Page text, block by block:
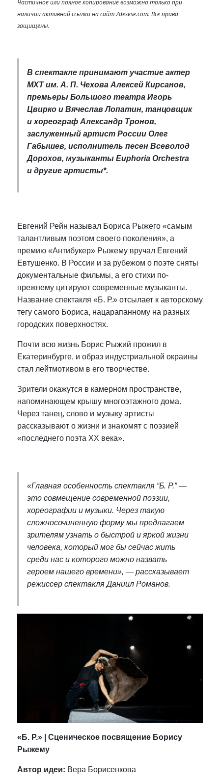
Частичное или полное копирование возможно только при
наличии активной ссылки на сайт Zdesvse.com. Все права
защищены.
В спектакле принимают участие актер
МХТ им. А. П. Чехова Алексей Кирсанов,
премьеры Большого театра Игорь
Цвирко и Вячеслав Лопатин, танцовщик
и хореограф Александр Тронов,
заслуженный артист России Олег
Габышев, исполнитель песен Всеволод
Дорохов, музыканты Euphoria Orchestra
и другие артисты*.
Евгений Рейн называл Бориса Рыжего «самым
талантливым поэтом своего поколения», а
премию «Антибукер» Рыжему вручал Евгений
Евтушенко. В России и за рубежом о поэте сняты
документальные фильмы, а его стихи по-
прежнему цитируют современные музыканты.
Название спектакля «Б. Р.» отсылает к авторскому
тегу самого Бориса, нацарапанному на разных
городских поверхностях.
Почти всю жизнь Борис Рыжий прожил в
Екатеринбурге, и образ индустриальной окраины
стал лейтмотивом в его творчестве.
Зрители окажутся в камерном пространстве,
напоминающем крышу многоэтажного дома.
Через танец, слово и музыку артисты
рассказывают о жизни и знакомят с поэзией
«последнего поэта XX века».
«Главная особенность спектакля “Б. Р.” —
это совмещение современной поэзии,
хореографии и музыки. Через такую
сложносочиненную форму мы предлагаем
зрителям узнать о быстрой и яркой жизни
человека, который мог бы сейчас жить
среди нас и которого можно назвать
героем нашего времени», — рассказывает
режиссер спектакля Даниил Романов.
«Б. Р.» | Сценическое посвящение Борису
Рыжему
Автор идеи: Вера Борисенкова